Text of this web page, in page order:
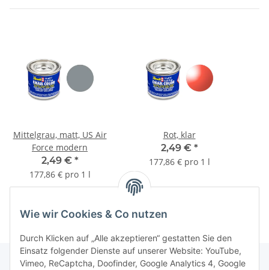
Mittelgrau, matt, US Air
Force modern
2,49 € *
177,86 € pro 1 l
Rot, klar
2,49 € *
177,86 € pro 1 l
Wie wir Cookies & Co nutzen
Durch Klicken auf „Alle akzeptieren“ gestatten Sie den
Einsatz folgender Dienste auf unserer Website: YouTube,
Vimeo, ReCaptcha, Doofinder, Google Analytics 4, Google